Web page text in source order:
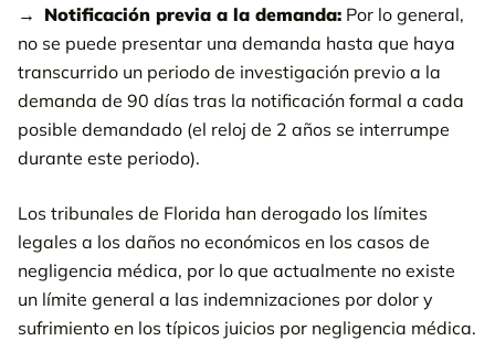
Notificación previa a la demanda: Por lo general,
no se puede presentar una demanda hasta que haya
transcurrido un periodo de investigación previo a la
demanda de 90 días tras la notificación formal a cada
posible demandado (el reloj de 2 años se interrumpe
durante este periodo).
Los tribunales de Florida han derogado los límites
legales a los daños no económicos en los casos de
negligencia médica, por lo que actualmente no existe
un límite general a las indemnizaciones por dolor y
sufrimiento en los típicos juicios por negligencia médica.